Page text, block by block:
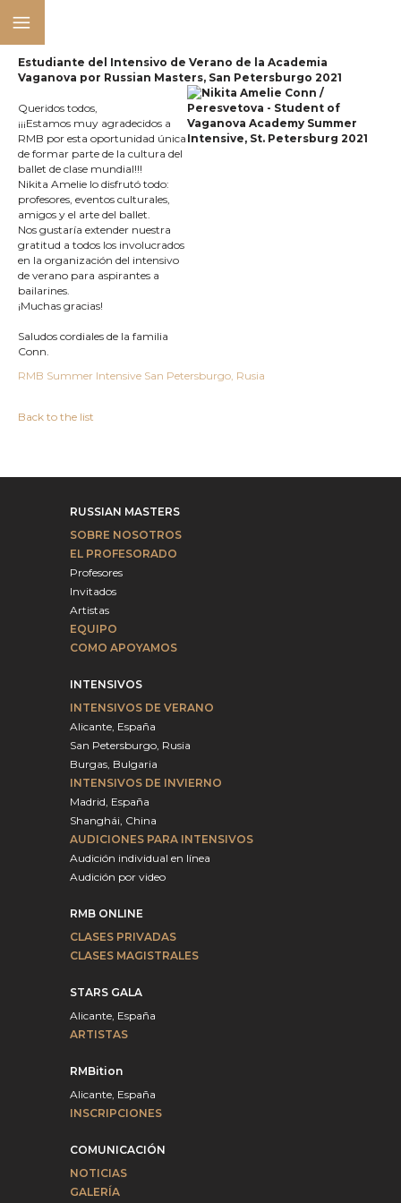
Estudiante del Intensivo de Verano de la Academia
Vaganova por Russian Masters, San Petersburgo 2021
Queridos todos,
¡¡¡Estamos muy agradecidos a
RMB por esta oportunidad única
de formar parte de la cultura del
ballet de clase mundial!!!
Nikita Amelie lo disfrutó todo:
profesores, eventos culturales,
amigos y el arte del ballet.
Nos gustaría extender nuestra
gratitud a todos los involucrados
en la organización del intensivo
de verano para aspirantes a
bailarines.
¡Muchas gracias!
Saludos cordiales de la familia
Conn.
RMB Summer Intensive San Petersburgo, Rusia
Back to the list
RUSSIAN MASTERS
SOBRE NOSOTROS
EL PROFESORADO
Profesores
Invitados
Artistas
EQUIPO
COMO APOYAMOS
INTENSIVOS
INTENSIVOS DE VERANO
Alicante, España
San Petersburgo, Rusia
Burgas, Bulgaria
INTENSIVOS DE INVIERNO
Madrid, España
Shanghái, China
AUDICIONES PARA INTENSIVOS
Audición individual en línea
Audición por video
RMB ONLINE
CLASES PRIVADAS
CLASES MAGISTRALES
STARS GALA
Alicante, España
ARTISTAS
RMBition
Alicante, España
INSCRIPCIONES
COMUNICACIÓN
NOTICIAS
GALERÍA